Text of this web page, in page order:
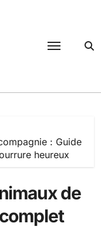
: Guide
heureux
de